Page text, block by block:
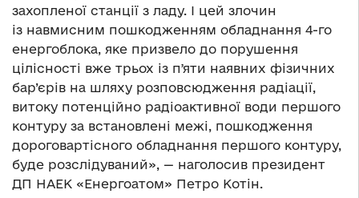
захопленої станції з ладу. І цей злочин
із навмисним пошкодженням обладнання 4-го
енергоблока, яке призвело до порушення
цілісності вже трьох із пʼяти наявних фізичних
бар’єрів на шляху розповсюдження радіації,
витоку потенційно радіоактивної води першого
контуру за встановлені межі, пошкодження
дороговартісного обладнання першого контуру,
буде розслідуваний», — наголосив президент
ДП НАЕК «Енергоатом» Петро Котін.